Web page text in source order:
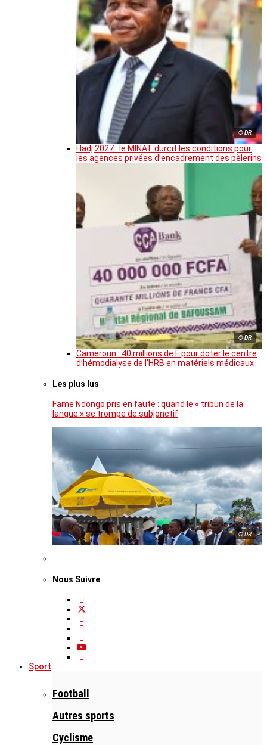
© DR
Hadj 2027 : le MINAT durcit les conditions pour
les agences privées d’encadrement des pèlerins
© DR
Cameroun : 40 millions de F pour doter le centre
d’hémodialyse de l’HRB en matériels médicaux
Les plus lus
Fame Ndongo pris en faute : quand le « tribun de la
langue » se trompe de subjonctif
© DR
Nous Suivre
Sport
Football
Autres sports
Cyclisme